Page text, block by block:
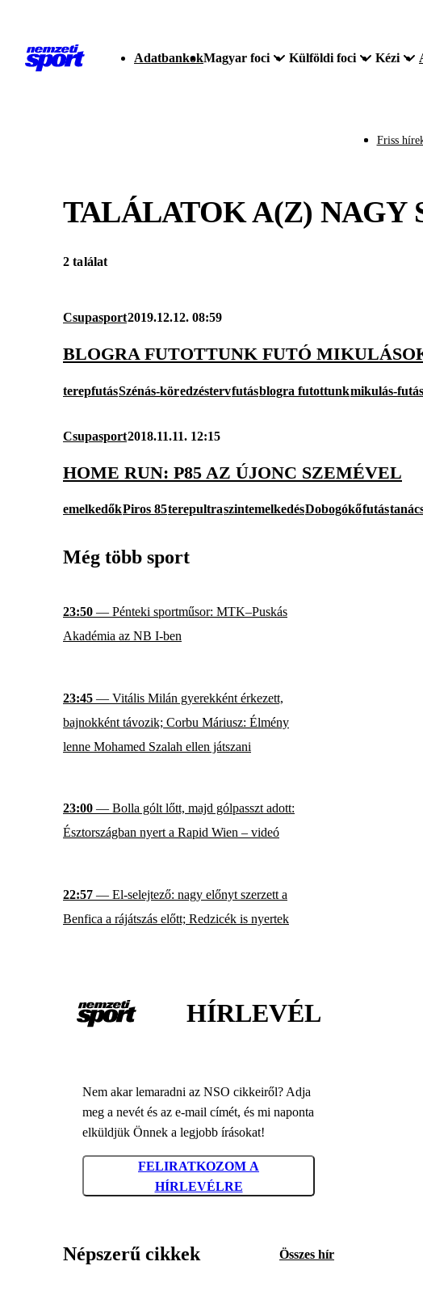
AdatbankokMagyar foci Külföldi foci Kézi
Friss
TALÁLATOK A(Z) NAGY
2 találat
Csupasport2019.12.12. 08:59
BLOGRA FUTOTTUNK FUTÓ
terepfutásSzénás-köredzéstervfutásblogra futottunkmikulás-futás
Csupasport2018.11.11. 12:15
HOME RUN: P85 AZ ÚJONC SZEMÉVEL
emelkedőkPiros 85terepultraszintemelkedésDobogókőfutás
Még több sport
23:50 — Pénteki sportműsor: MTK–Puskás
Akadémia az NB I-ben
23:45 — Vitális Milán gyerekként érkezett,
bajnokként távozik; Corbu Máriusz: Élmény
lenne Mohamed Szalah ellen játszani
23:00 — Bolla gólt lőtt, majd gólpasszt adott:
Észtországban nyert a Rapid Wien – videó
22:57 — El-selejtező: nagy előnyt szerzett a
Benfica a rájátszás előtt; Redzicék is nyertek
HÍRLEVÉL
Nem akar lemaradni az NSO cikkeiről? Adja
meg a nevét és az e-mail címét, és mi naponta
elküldjük Önnek a legjobb írásokat!
FELIRATKOZOM A
HÍRLEVÉLRE
Népszerű cikkek Összes hír